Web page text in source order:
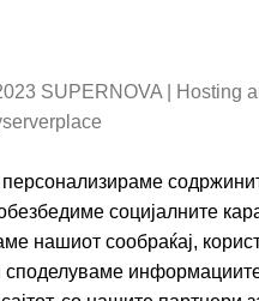
SUPERNOVA | Hosting
обезбедиме социјалните
нашиот сообраќај,
споделуваме